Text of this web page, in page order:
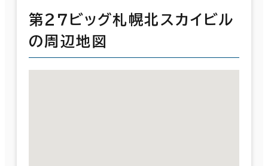
第２７ビッグ札幌北スカイビル
の周辺地図